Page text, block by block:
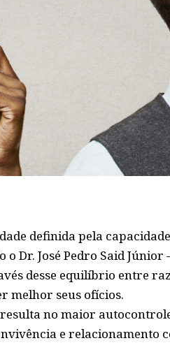
definida pela
o Dr. José Pedro Said
desse equilíbrio entre
melhor seus ofícios.
no maior
e relacionamento